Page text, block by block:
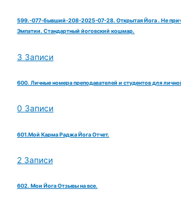
599.-077-бывший-208-2025-07-28. Открытая Йога . Не
Эмпатии. Стандартный йоговский кошмар.
3 Записи
600. Личные номера преподавателей и студентов для
0 Записи
601.Мой Карма Раджа Йога Отчет.
2 Записи
602. Мои Йога Отзывы на все.